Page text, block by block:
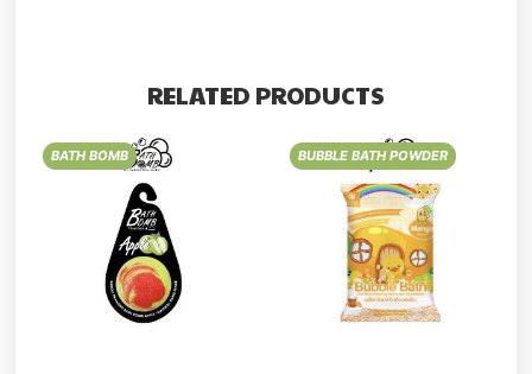
RELATED PRODUCTS
BATH BOMB BUBBLE BATH POWDER